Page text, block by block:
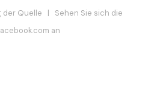
der Quelle | Sehen Sie sich die
an